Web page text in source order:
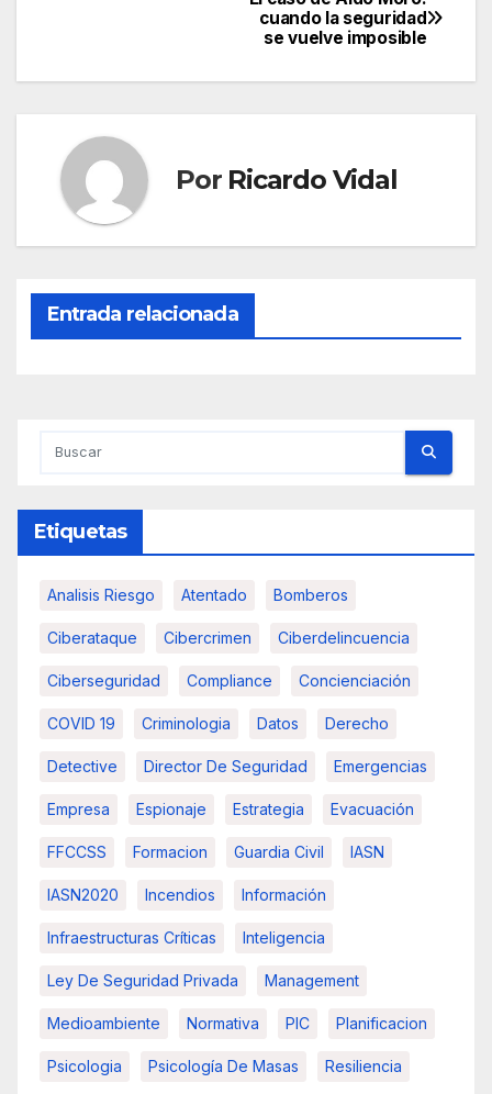
cuando la seguridad
se vuelve imposible
Por Ricardo Vidal
Entrada relacionada
Etiquetas
Analisis Riesgo Atentado Bomberos
Ciberataque Cibercrimen Ciberdelincuencia
Ciberseguridad Compliance Concienciación
COVID 19 Criminologia Datos Derecho
Detective Director De Seguridad Emergencias
Empresa Espionaje Estrategia Evacuación
FFCCSS Formacion Guardia Civil IASN
IASN2020 Incendios Información
Infraestructuras Críticas Inteligencia
Ley De Seguridad Privada Management
Medioambiente Normativa PIC Planificacion
Psicologia Psicología De Masas Resiliencia